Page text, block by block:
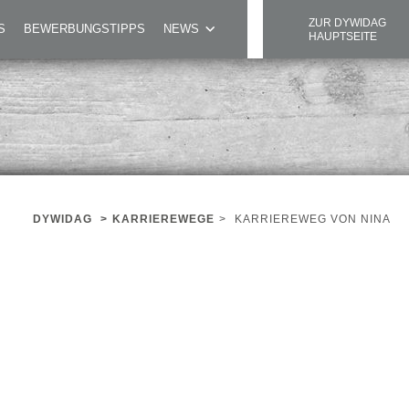
BEWERBUNGSTIPPS NEWS
ZUR DYWIDAG
HAUPTSEITE
DYWIDAG > KARRIEREWEGE > KARRIEREWEG VON NINA